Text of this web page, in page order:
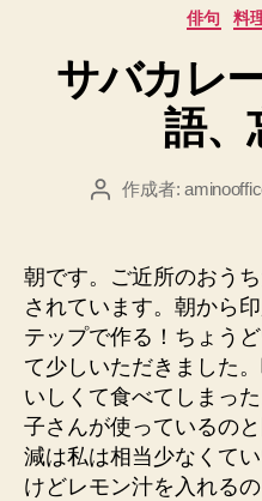
俳句 料
サバカレ
語、
投
作成者:
朝です。ご近所のおう
されています。朝から
テップで作る！ちょう
て少しいただきました
いしくて食べてしまっ
子さんが使っているの
減は私は相当少なくて
けどレモン汁を入れる